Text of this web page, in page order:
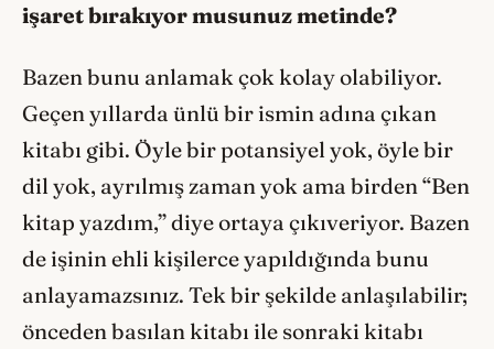
işaret bırakıyor musunuz metinde?
Bazen bunu anlamak çok kolay olabiliyor.
Geçen yıllarda ünlü bir ismin adına çıkan
kitabı gibi. Öyle bir potansiyel yok, öyle bir
dil yok, ayrılmış zaman yok ama birden “Ben
kitap yazdım,” diye ortaya çıkıveriyor. Bazen
de işinin ehli kişilerce yapıldığında bunu
anlayamazsınız. Tek bir şekilde anlaşılabilir;
önceden basılan kitabı ile sonraki kitabı